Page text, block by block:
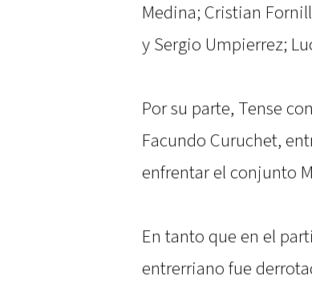
Medina; Cristian
y Sergio Umpierrez;
Por su parte, Tense
Facundo Curuchet,
enfrentar el conjunto
En tanto que en el
entrerriano fue